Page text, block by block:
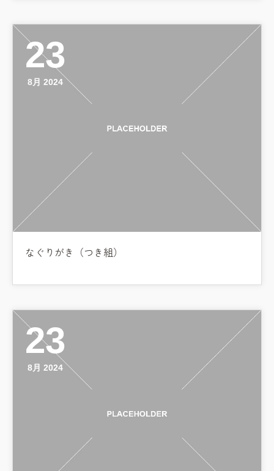
23
8月 2024
なぐりがき（つき組）
23
8月 2024
美⽊多チコス
美⽊多チコスについて
美⽊多チコスブログ
未就園児クラス
1歳・2歳親子登園［マリポサクラ
2歳児ひとり登園［ゆず組 ]
グループ施設・
関係先リンク
園
⼤阪府私⽴幼稚園連盟
社会福祉法人野田福祉会